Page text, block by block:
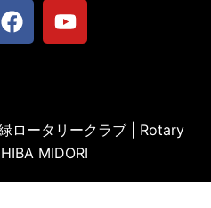
ータリークラブ | Rotary
MIDORI